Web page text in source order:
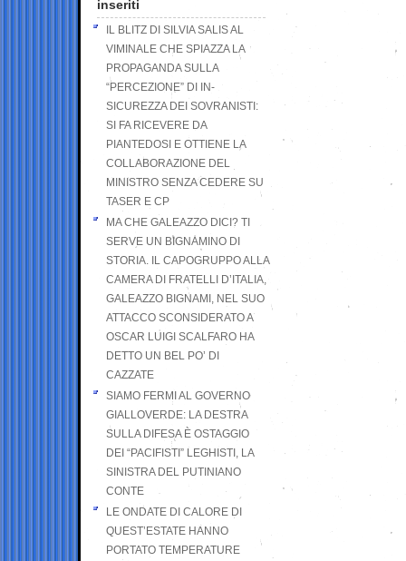
inseriti
IL BLITZ DI SILVIA SALIS AL
VIMINALE CHE SPIAZZA LA
PROPAGANDA SULLA
“PERCEZIONE” DI IN-
SICUREZZA DEI SOVRANISTI:
SI FA RICEVERE DA
PIANTEDOSI E OTTIENE LA
COLLABORAZIONE DEL
MINISTRO SENZA CEDERE SU
TASER E CP
MA CHE GALEAZZO DICI? TI
SERVE UN BIGNAMINO DI
STORIA. IL CAPOGRUPPO ALLA
CAMERA DI FRATELLI D’ITALIA,
GALEAZZO BIGNAMI, NEL SUO
ATTACCO SCONSIDERATO A
OSCAR LUIGI SCALFARO HA
DETTO UN BEL PO’ DI
CAZZATE
SIAMO FERMI AL GOVERNO
GIALLOVERDE: LA DESTRA
SULLA DIFESA È OSTAGGIO
DEI “PACIFISTI” LEGHISTI, LA
SINISTRA DEL PUTINIANO
CONTE
LE ONDATE DI CALORE DI
QUEST’ESTATE HANNO
PORTATO TEMPERATURE